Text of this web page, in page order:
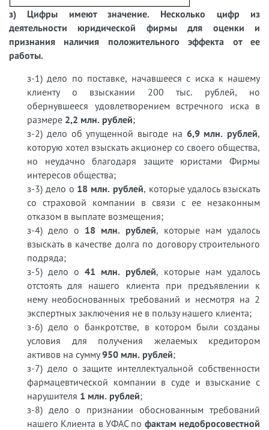
з) Цифры имеют значение. Несколько цифр из
деятельности юридической фирмы для оценки и
признания наличия положительного эффекта от ее
работы.
з-1) дело по поставке, начавшееся с иска к нашему
клиенту о взыскании 200 тыс. рублей, но
обернувшееся удовлетворением встречного иска в
размере 2,2 млн. рублей;
з-2) дело об упущенной выгоде на 6,9 млн. рублей,
которую хотел взыскать акционер со своего общества,
но неудачно благодаря защите юристами Фирмы
интересов общества;
з-3) дело о 18 млн. рублей, которые удалось взыскать
со страховой компании в связи с ее незаконным
отказом в выплате возмещения;
з-4) дело о 18 млн. рублей, которые нам удалось
взыскать в качестве долга по договору строительного
подряда;
з-5) дело о 41 млн. рублей, которые нам удалось
отстоять для нашего клиента при предъявлении к
нему необоснованных требований и несмотря на 2
экспертных заключения не в пользу нашего клиента;
з-6) дело о банкротстве, в котором были созданы
условия для получения желаемых кредитором
активов на сумму950 млн. рублей;
з-7) дело о защите интеллектуальной собственности
фармацевтической компании в суде и взыскание с
нарушителя 1 млн. рублей;
з-8) дело о признании обоснованным требований
нашего Клиента в УФАС по фактам недобросовестной